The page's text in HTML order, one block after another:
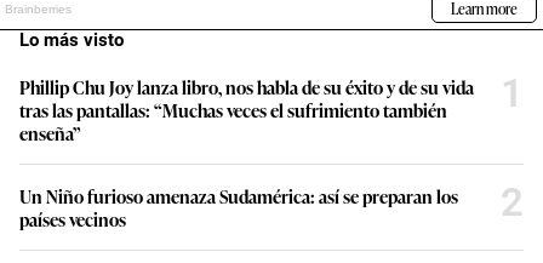
Lo más visto
Phillip Chu Joy lanza libro, nos habla de su éxito y de su vida
tras las pantallas: “Muchas veces el sufrimiento también
enseña”
1
Un Niño furioso amenaza Sudamérica: así se preparan los
países vecinos
2